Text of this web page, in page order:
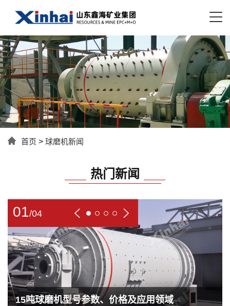
首页 > 球磨机新闻
热门新闻
15吨球磨机型号参数、价格及应用领域
01/04